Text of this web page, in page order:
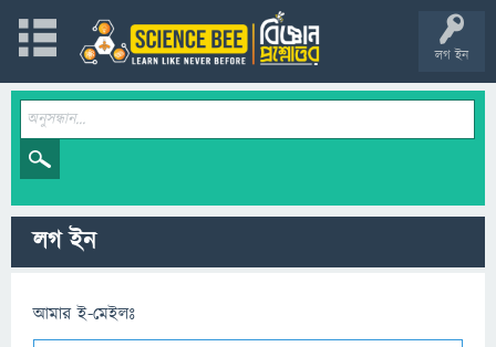
লগ ইন
লগ ইন
আমার ই-মেইলঃ